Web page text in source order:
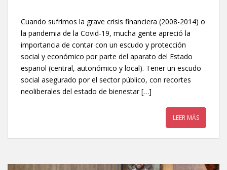
Cuando sufrimos la grave crisis financiera (2008-2014) o
la pandemia de la Covid-19, mucha gente apreció la
importancia de contar con un escudo y protección
social y económico por parte del aparato del Estado
español (central, autonómico y local). Tener un escudo
social asegurado por el sector público, con recortes
neoliberales del estado de bienestar […]
LEER MÁS